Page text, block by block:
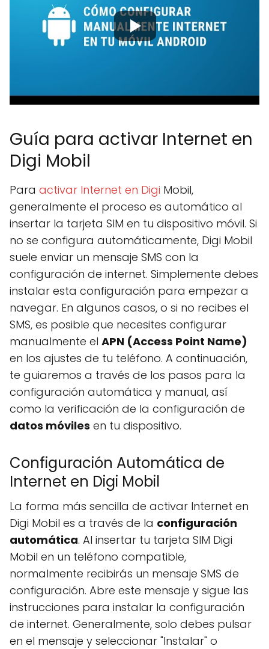
Guía para activar Internet en
Digi Mobil
Para activar Internet en Digi Mobil,
generalmente el proceso es automático al
insertar la tarjeta SIM en tu dispositivo móvil. Si
no se configura automáticamente, Digi Mobil
suele enviar un mensaje SMS con la
configuración de internet. Simplemente debes
instalar esta configuración para empezar a
navegar. En algunos casos, o si no recibes el
SMS, es posible que necesites configurar
manualmente el APN (Access Point Name)
en los ajustes de tu teléfono. A continuación,
te guiaremos a través de los pasos para la
configuración automática y manual, así
como la verificación de la configuración de
datos móviles en tu dispositivo.
Configuración Automática de
Internet en Digi Mobil
La forma más sencilla de activar Internet en
Digi Mobil es a través de la configuración
automática. Al insertar tu tarjeta SIM Digi
Mobil en un teléfono compatible,
normalmente recibirás un mensaje SMS de
configuración. Abre este mensaje y sigue las
instrucciones para instalar la configuración
de internet. Generalmente, solo debes pulsar
en el mensaje y seleccionar "Instalar" o